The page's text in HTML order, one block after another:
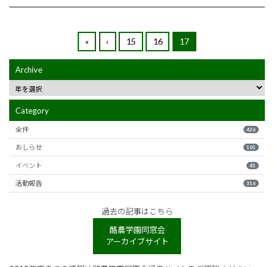
« ‹ 15 16 17
Archive
Category
全件 426
おしらせ 101
イベント 45
活動報告 316
過去の記事はこちら
酪農学園同窓会
アーカイブサイト